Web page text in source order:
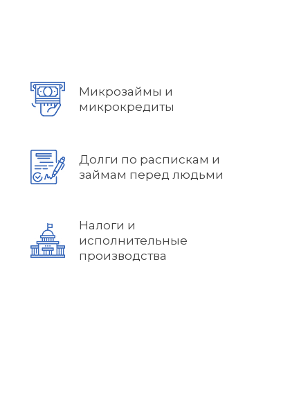
Налоги и
исполнительные
производства
Долги по распискам и
займам перед людьми
Микрозаймы и
микрокредиты